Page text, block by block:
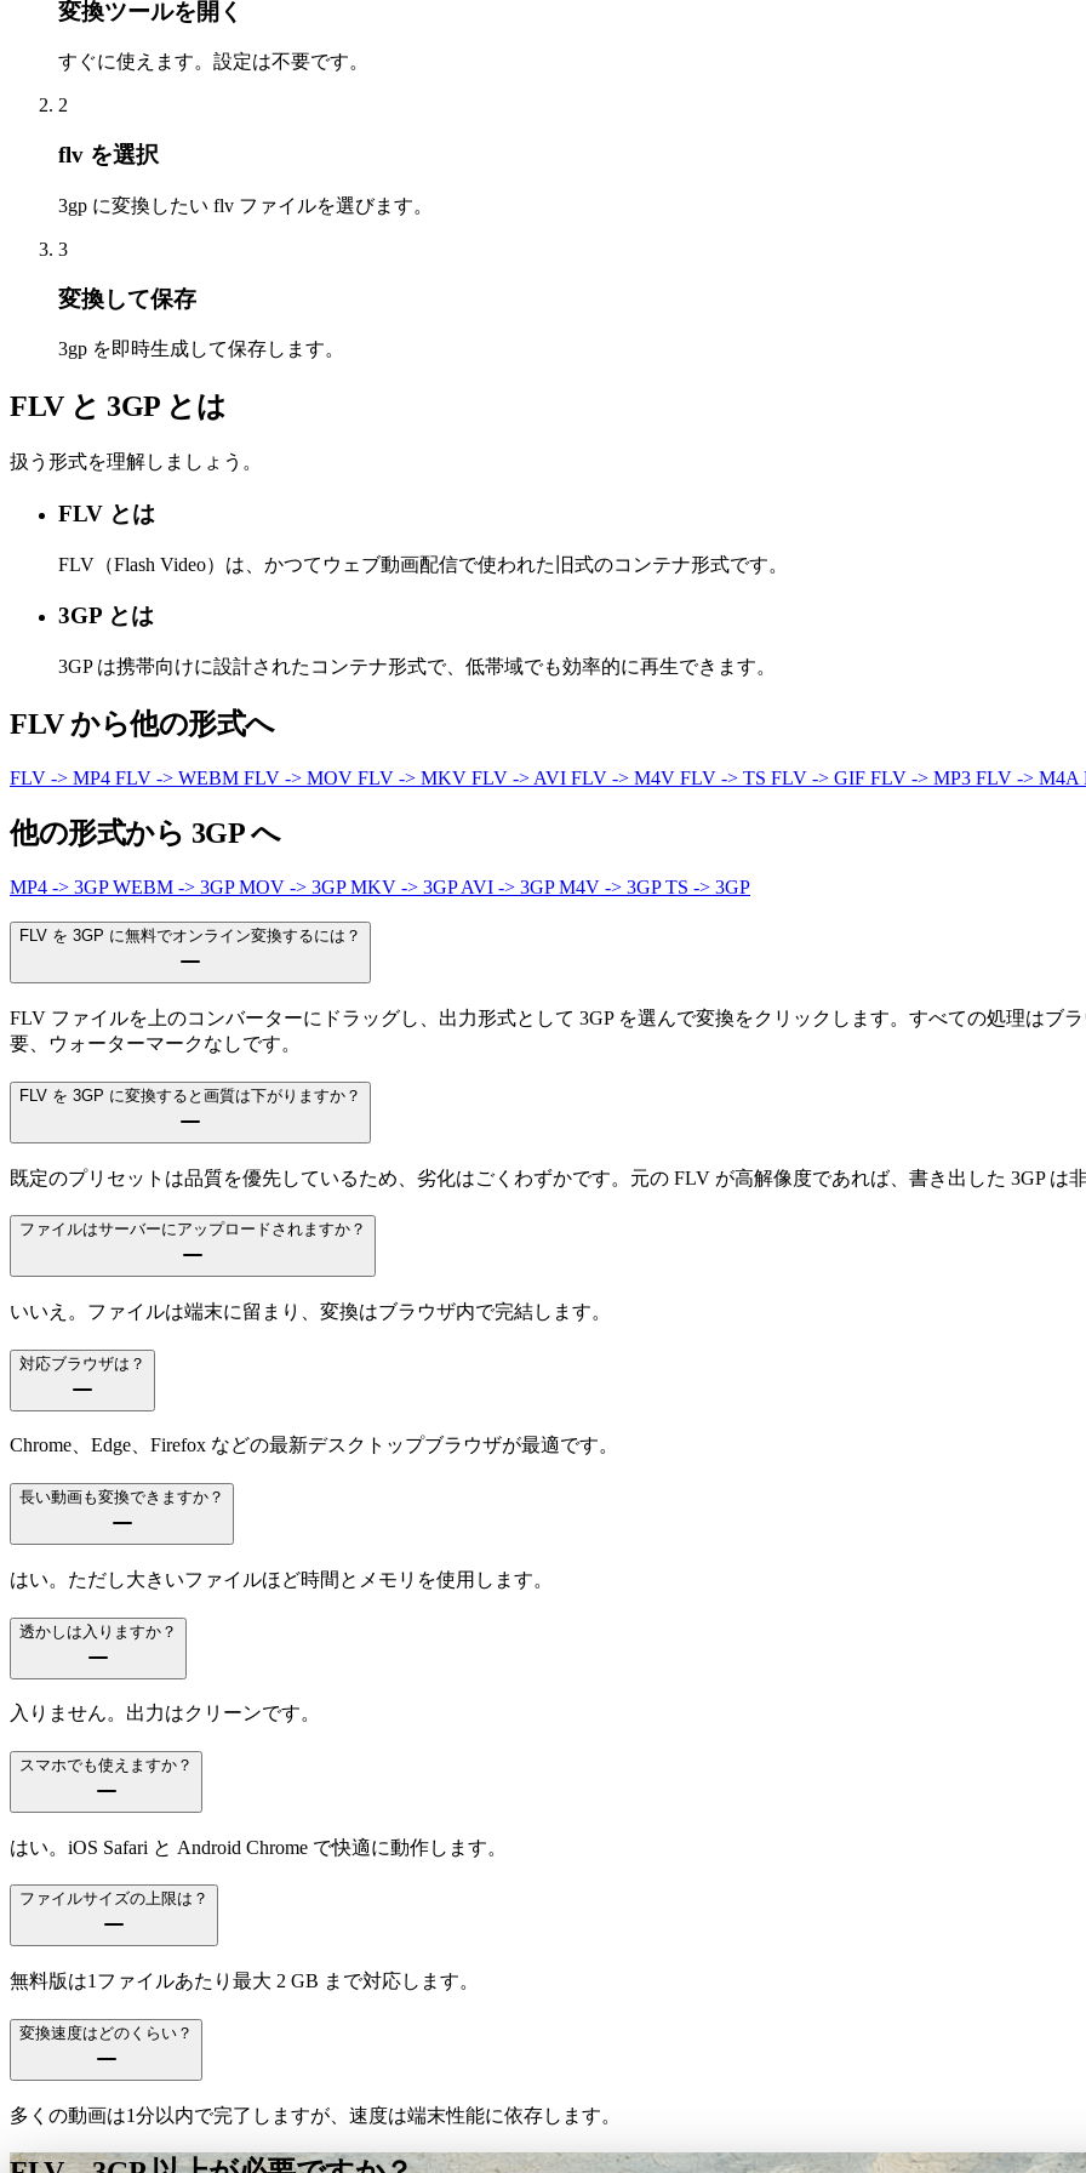
変換ツールを開く
すぐに使えます。設定は不要です。
2
flv を選択
3gp に変換したい flv ファイルを選びます。
3
変換して保存
3gp を即時生成して保存します。
FLV と 3GP とは
扱う形式を理解しましょう。
FLV とは
FLV（Flash Video）は、かつてウェブ動画配信で使われた旧式のコンテナ形式です。
3GP とは
3GP は携帯向けに設計されたコンテナ形式で、低帯域でも効率的に再生できます。
FLV から他の形式へ
FLV -> MP4 FLV -> WEBM FLV -> MOV FLV -> MKV FLV -> AVI FLV -> M4V FLV -> TS FLV -> GIF FLV -> MP3 FLV -> M4A
他の形式から 3GP へ
MP4 -> 3GPWEBM -> 3GPMOV -> 3GPMKV -> 3GPAVI -> 3GPM4V -> 3GPTS -> 3GP
FLV を 3GP に無料でオンライン変換するには？
FLV ファイルを上のコンバーターにドラッグし、出力形式として 3GP を選んで変換をクリックします。すべての処理はブ
要、ウォーターマークなしです。
FLV を 3GP に変換すると画質は下がりますか？
既定のプリセットは品質を優先しているため、劣化はごくわずかです。元の FLV が高解像度であれば、書き出した 3GP は
ファイルはサーバーにアップロードされますか？
いいえ。ファイルは端末に留まり、変換はブラウザ内で完結します。
対応ブラウザは？
Chrome、Edge、Firefox などの最新デスクトップブラウザが最適です。
長い動画も変換できますか？
はい。ただし大きいファイルほど時間とメモリを使用します。
透かしは入りますか？
入りません。出力はクリーンです。
スマホでも使えますか？
はい。iOS Safari と Android Chrome で快適に動作します。
ファイルサイズの上限は？
無料版は1ファイルあたり最大 2 GB まで対応します。
変換速度はどのくらい？
多くの動画は1分以内で完了しますが、速度は端末性能に依存します。